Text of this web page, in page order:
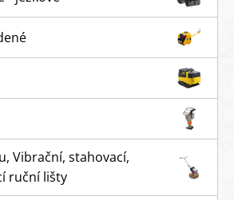
Vibrační, stahovací,
ruční lišty